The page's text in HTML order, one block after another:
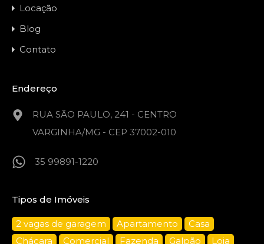
Locação
Blog
Contato
Endereço
RUA SÃO PAULO, 241 - CENTRO
VARGINHA/MG - CEP 37002-010
35 99891-1220
Tipos de Imóveis
2 vagas de garagem Apartamento
Casa
Chácara
Comercial Fazenda Galpão Loja